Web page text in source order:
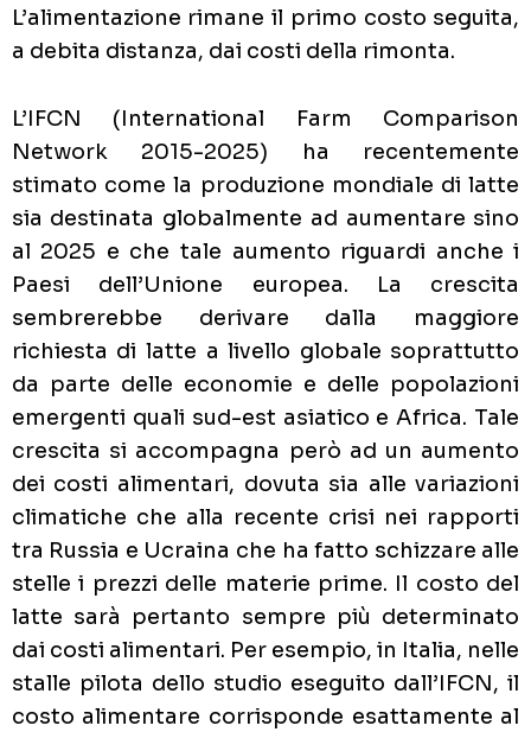
L’alimentazione rimane il primo costo seguita,
a debita distanza, dai costi della rimonta.
L’IFCN (International Farm Comparison
Network 2015-2025) ha recentemente
stimato come la produzione mondiale di latte
sia destinata globalmente ad aumentare sino
al 2025 e che tale aumento riguardi anche i
Paesi dell’Unione europea. La crescita
sembrerebbe derivare dalla maggiore
richiesta di latte a livello globale soprattutto
da parte delle economie e delle popolazioni
emergenti quali sud-est asiatico e Africa. Tale
crescita si accompagna però ad un aumento
dei costi alimentari, dovuta sia alle variazioni
climatiche che alla recente crisi nei rapporti
tra Russia e Ucraina che ha fatto schizzare alle
stelle i prezzi delle materie prime. Il costo del
latte sarà pertanto sempre più determinato
dai costi alimentari. Per esempio, in Italia, nelle
stalle pilota dello studio eseguito dall’IFCN, il
costo alimentare corrisponde esattamente al